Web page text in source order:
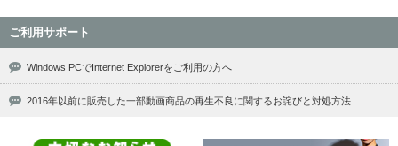
ご利用サポート
Windows PCでInternet Explorerをご利用の方へ
2016年以前に販売した一部動画商品の再生不良に関するお詫びと対処方法